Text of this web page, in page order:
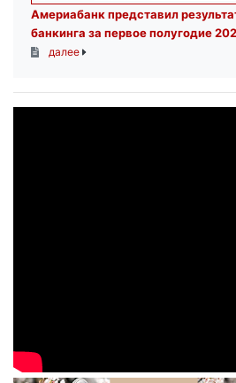
Америабанк представил
банкинга за первое полугодие
далее